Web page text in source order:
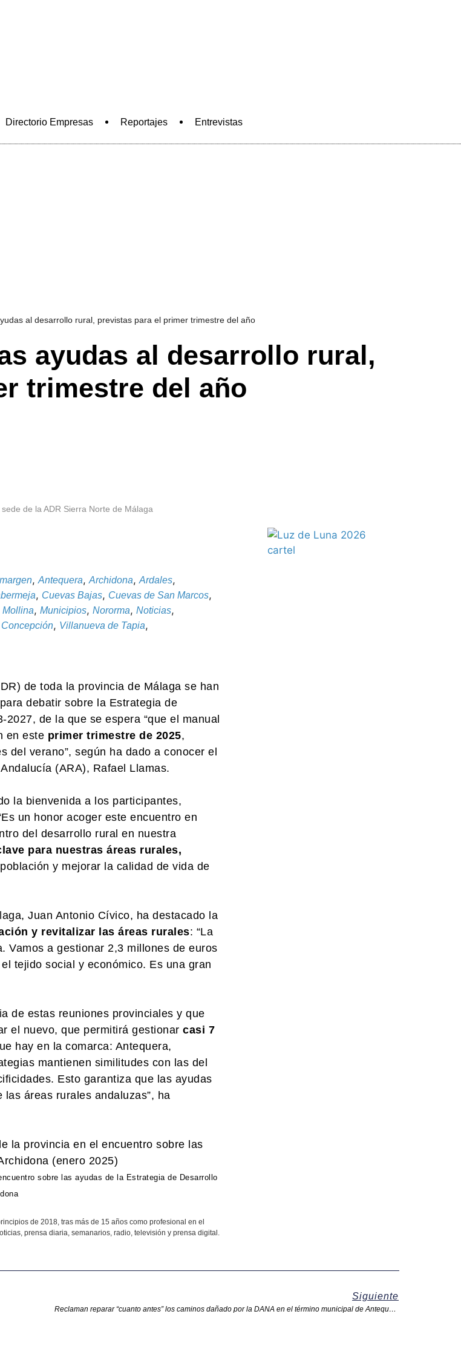
Directorio Empresas Reportajes Entrevistas
al desarrollo rural, previstas para el primer trimestre del año
ayudas al desarrollo rural,
trimestre del año
de la ADR Sierra Norte de Málaga
, Antequera, Archidona, Ardales,
, Cuevas Bajas, Cuevas de San Marcos,
Mollina, Municipios, Nororma, Noticias,
, Villanueva de Tapia,
de toda la provincia de Málaga se han
debatir sobre la Estrategia de
de la que se espera “que el manual
en este primer trimestre de 2025,
del verano”, según ha dado a conocer el
(ARA), Rafael Llamas.
la bienvenida a los participantes,
un honor acoger este encuentro en
del desarrollo rural en nuestra
para nuestras áreas rurales,
y mejorar la calidad de vida de
Juan Antonio Cívico, ha destacado la
y revitalizar las áreas rurales: “La
Vamos a gestionar 2,3 millones de euros
tejido social y económico. Es una gran
de estas reuniones provinciales y que
el nuevo, que permitirá gestionar casi 7
hay en la comarca: Antequera,
mantienen similitudes con las del
Esto garantiza que las ayudas
áreas rurales andaluzas”, ha
sobre las ayudas de la Estrategia de Desarrollo
de 2018, tras más de 15 años como profesional en el
prensa diaria, semanarios, radio, televisión y prensa digital.
Siguiente
Reclaman reparar “cuanto antes” los caminos dañado por la DANA en el término municipal de Antequera